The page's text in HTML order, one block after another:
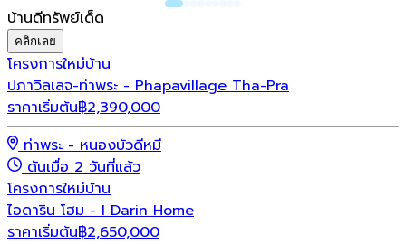
บ้านดีทรัพย์เด็ด
คลิกเลย
โครงการใหม่บ้าน
ปภาวิลเลจ-ท่าพระ - Phapavillage Tha-Pra
ราคาเริ่มต้น฿2,390,000
ท่าพระ - หนองบัวดีหมี
ดันเมื่อ 2 วันที่แล้ว
โครงการใหม่บ้าน
ไอดาริน โฮม - I Darin Home
ราคาเริ่มต้น฿2,650,000